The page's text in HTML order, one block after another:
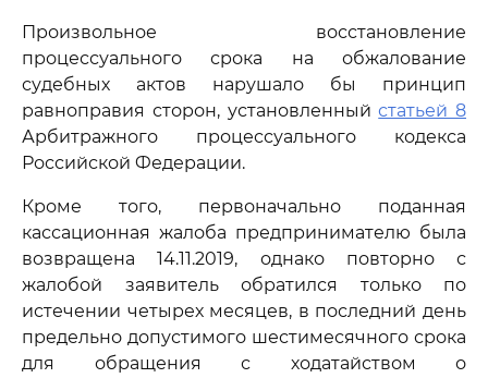
Произвольное восстановление
процессуального срока на обжалование
судебных актов нарушало бы принцип
равноправия сторон, установленныйстатьей 8
Арбитражного процессуального кодекса
Российской Федерации.
Кроме того, первоначально поданная
кассационная жалоба предпринимателю была
возвращена 14.11.2019, однако повторно с
жалобой заявитель обратился только по
истечении четырех месяцев, в последний день
предельно допустимого шестимесячного срока
для обращения с ходатайством о